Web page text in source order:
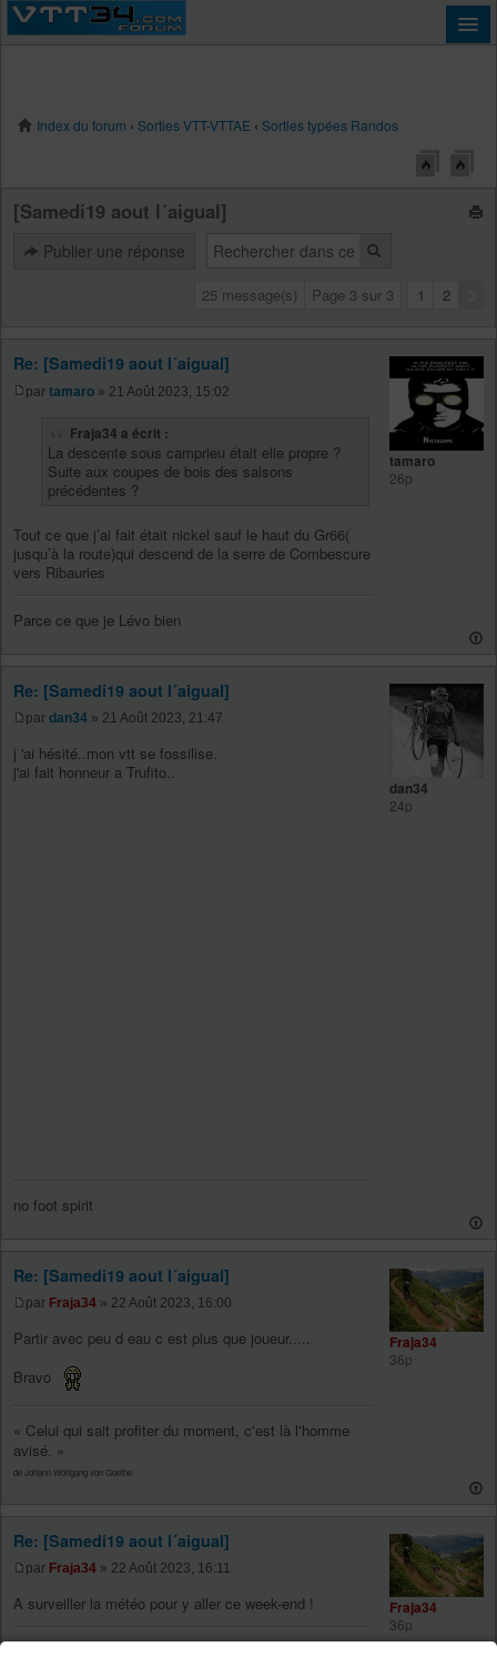
Index du forum ‹ Sorties VTT-VTTAE ‹ Sorties typées Randos
[Samedi19 aout l´aigual]
Publier une réponse
25 message(s) Page 3 sur 3 1 2
Re: [Samedi19 aout l´aigual]
par tamaro » 21 Août 2023, 15:02
Fraja34 a écrit :
La descente sous camprieu était elle propre ?
Suite aux coupes de bois des saisons
précédentes ?
Tout ce que j’ai fait était nickel sauf le haut du Gr66(
jusqu’à la route)qui descend de la serre de Combescure
vers Ribauries
Parce ce que je Lévo bien
tamaro
26p
Re: [Samedi19 aout l´aigual]
par dan34 » 21 Août 2023, 21:47
j 'ai hésité..mon vtt se fossilise.
j'ai fait honneur a Trufito..
no foot spirit
dan34
24p
Re: [Samedi19 aout l´aigual]
par Fraja34 » 22 Août 2023, 16:00
Partir avec peu d eau c est plus que joueur.....
Bravo
« Celui qui sait profiter du moment, c'est là l'homme
avisé. »
de Johann Wolfgang von Goethe
Fraja34
36p
Re: [Samedi19 aout l´aigual]
par Fraja34 » 22 Août 2023, 16:11
A surveiller la météo pour y aller ce week-end ! Fraja34
36p